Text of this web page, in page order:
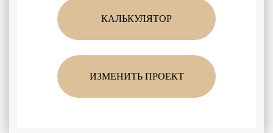
КАЛЬКУЛЯТОР
ИЗМЕНИТЬ ПРОЕКТ